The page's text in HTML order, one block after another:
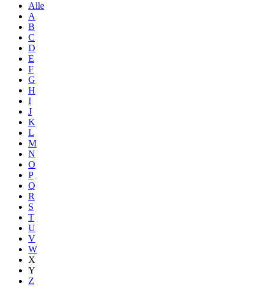
Alle
A
B
C
D
E
F
G
H
I
J
K
L
M
N
O
P
Q
R
S
T
U
V
W
X
Y
Z